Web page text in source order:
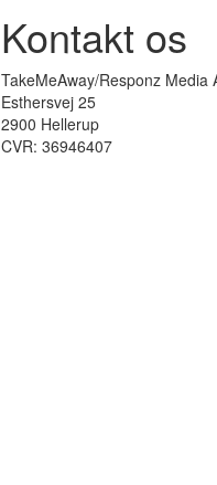
Kontakt os
TakeMeAway/Responz Media
Esthersvej 25
2900 Hellerup
CVR: 36946407